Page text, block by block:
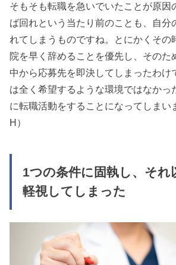
そもそも転職を急いでいたことが原因
ば回れという当たり前のことも、自分
れてしまうものですね。とにかくその
院を早く辞めることを優先し、そのた
中から応募先を即決してしまったわけ
は全く希望するような環境ではなかっ
に転職活動をすることになってしまい
H）
1つの条件に固執し、それ
軽視してしまった